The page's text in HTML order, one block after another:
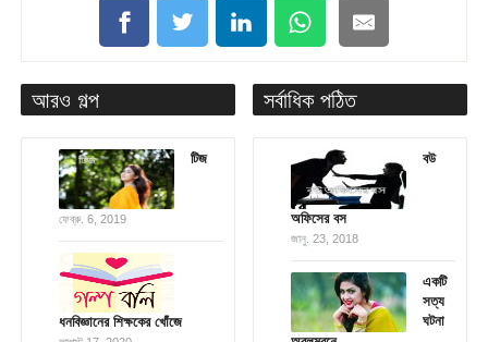
আরও গল্প
টিজ
ফেব্রু. 6, 2019
ধনবিজ্ঞানের শিক্ষকের খোঁজে
সর্বাধিক পঠিত
বউ
অফিসের বস
জানু. 23, 2018
একটি
সত্য
ঘটনা